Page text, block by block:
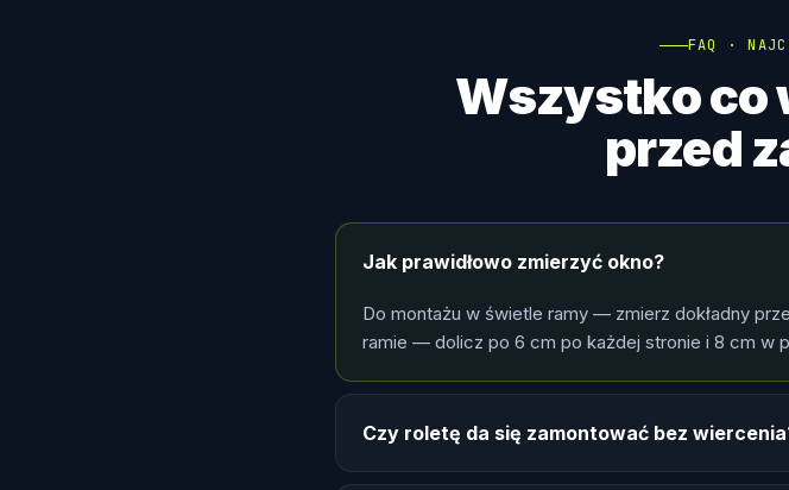
FAQ ·
Wszystko co
przed
Jak prawidłowo zmierzyć okno?
Do montażu w świetle ramy — zmierz dokładny
ramie — dolicz po 6 cm po każdej stronie i 8 cm w
Czy roletę da się zamontować bez